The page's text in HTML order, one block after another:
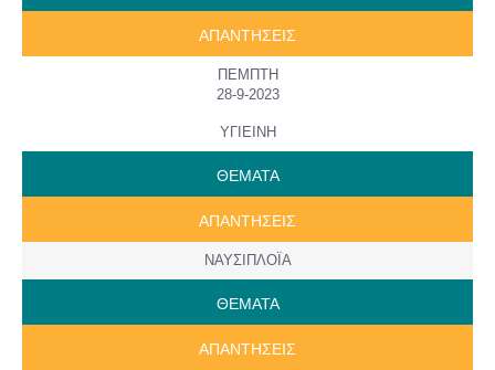
ΑΠΑΝΤΗΣΕΙΣ
ΠΕΜΠΤΗ
28-9-2023
ΥΓΙΕΙΝΗ
ΘΕΜΑΤΑ
ΑΠΑΝΤΗΣΕΙΣ
ΝΑΥΣΙΠΛΟΪΑ
ΘΕΜΑΤΑ
ΑΠΑΝΤΗΣΕΙΣ